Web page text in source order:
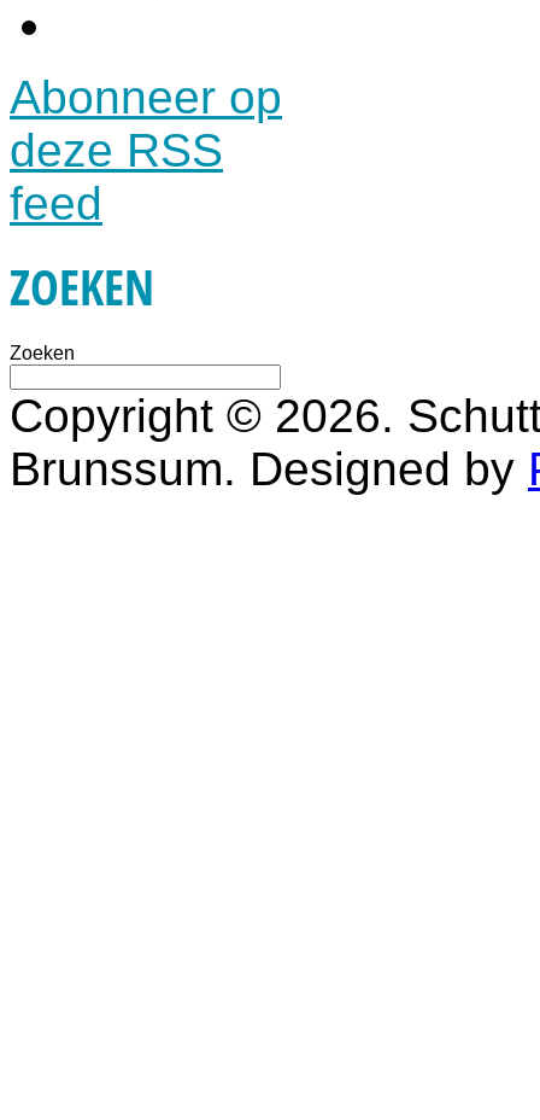
Abonneer op
deze RSS
feed
ZOEKEN
Zoeken
Copyright © 2026.
Brunssum. Designed by